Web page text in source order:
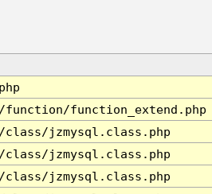
function/function_extend.php
class/jzmysql.class.php
class/jzmysql.class.php
class/jzmysql.class.php